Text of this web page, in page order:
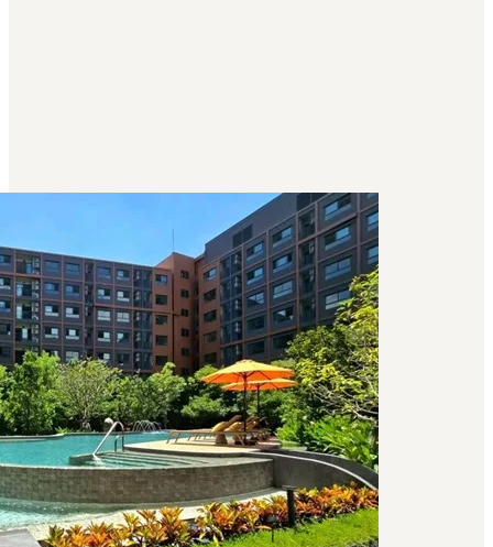
ริราช พร้อมอยู่ ห้องแต่งครบ ใกล้ MRT บางขุนนนท์ โ